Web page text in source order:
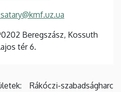
Beregszász, Kossuth
tér 6.
Rákóczi-szabadságharc